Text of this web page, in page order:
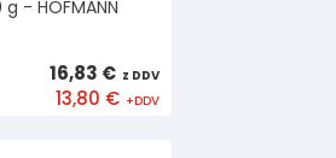
- HOFMANN
16,83 €
13,80 €